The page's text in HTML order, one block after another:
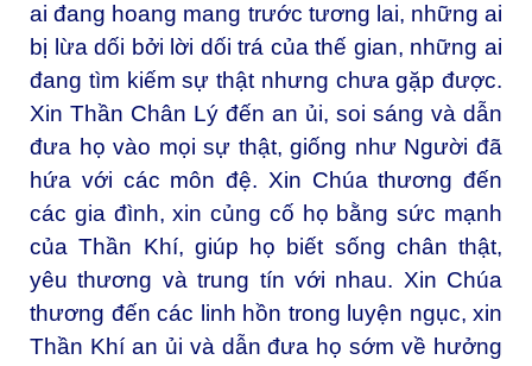
ai đang hoang mang trước tương lai, những ai
bị lừa dối bởi lời dối trá của thế gian, những ai
đang tìm kiếm sự thật nhưng chưa gặp được.
Xin Thần Chân Lý đến an ủi, soi sáng và dẫn
đưa họ vào mọi sự thật, giống như Người đã
hứa với các môn đệ. Xin Chúa thương đến
các gia đình, xin củng cố họ bằng sức mạnh
của Thần Khí, giúp họ biết sống chân thật,
yêu thương và trung tín với nhau. Xin Chúa
thương đến các linh hồn trong luyện ngục, xin
Thần Khí an ủi và dẫn đưa họ sớm về hưởng